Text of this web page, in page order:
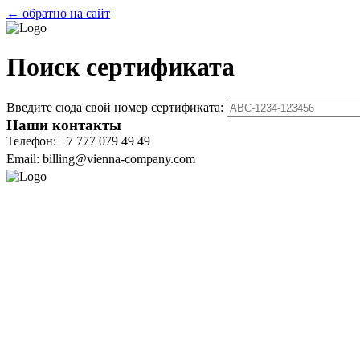
← обратно на сайт
Поиск сертификата
Введите сюда свой номер сертификата:
Наши контакты
Телефон: +7 777 079 49 49
Email: billing@vienna-company.com